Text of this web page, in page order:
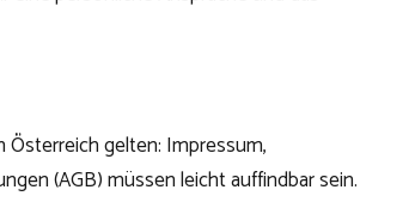
Österreich gelten: Impressum,
(AGB) müssen leicht auffindbar sein.